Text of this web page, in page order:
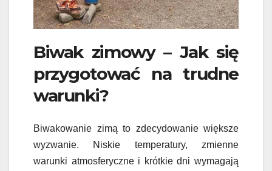
Biwak zimowy – Jak się
przygotować na trudne
warunki?
Biwakowanie zimą to zdecydowanie większe
wyzwanie. Niskie temperatury, zmienne
warunki atmosferyczne i krótkie dni wymagają